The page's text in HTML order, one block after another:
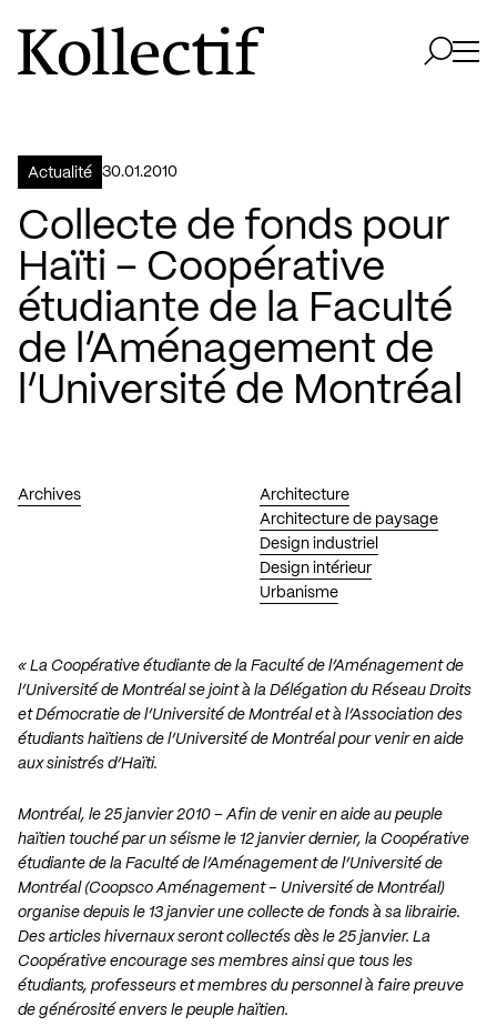
Aller à la page d'accueil
Logo Kollectif
Actualité 30.01.2010
Collecte de fonds pour
Haïti – Coopérative
étudiante de la Faculté
de l’Aménagement de
l’Université de Montréal
Archives
Architecture
Architecture de paysage
Design industriel
Design intérieur
Urbanisme
« La Coopérative étudiante de la Faculté de l’Aménagement de
l’Université de Montréal se joint à la Délégation du Réseau Droits
et Démocratie de l’Université de Montréal et à l’Association des
étudiants haïtiens de l’Université de Montréal pour venir en aide
aux sinistrés d’Haïti.
Montréal, le 25 janvier 2010 – Afin de venir en aide au peuple
haïtien touché par un séisme le 12 janvier dernier, la Coopérative
étudiante de la Faculté de l’Aménagement de l’Université de
Montréal (Coopsco Aménagement – Université de Montréal)
organise depuis le 13 janvier une collecte de fonds à sa librairie.
Des articles hivernaux seront collectés dès le 25 janvier. La
Coopérative encourage ses membres ainsi que tous les
étudiants, professeurs et membres du personnel à faire preuve
de générosité envers le peuple haïtien.